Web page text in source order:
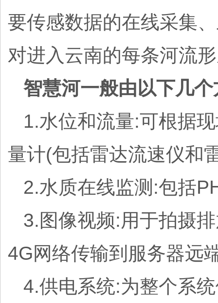
要传感数据的在线采集
对进入云南的每条河流
智慧河一般由以下几
1.水位和流量:可根据
量计(包括雷达流速仪和
2.水质在线监测:包括
3.图像视频:用于拍摄
4G网络传输到服务器远
4.供电系统:为整个系